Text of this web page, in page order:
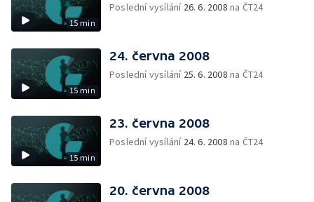
15 min
Poslední vysílání 26. 6. 2008 na ČT24
15 min
24. června 2008
Poslední vysílání 25. 6. 2008 na ČT24
15 min
23. června 2008
Poslední vysílání 24. 6. 2008 na ČT24
20. června 2008